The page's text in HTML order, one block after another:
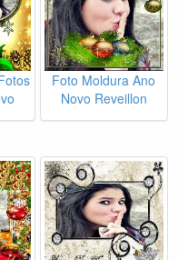
Foto Moldura Ano
Novo Reveillon